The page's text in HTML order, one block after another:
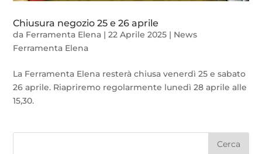
Chiusura negozio 25 e 26 aprile
da Ferramenta Elena |22 Aprile 2025 | News
Ferramenta Elena
La Ferramenta Elena resterà chiusa venerdì 25 e sabato
26 aprile. Riapriremo regolarmente lunedì 28 aprile alle
15,30.